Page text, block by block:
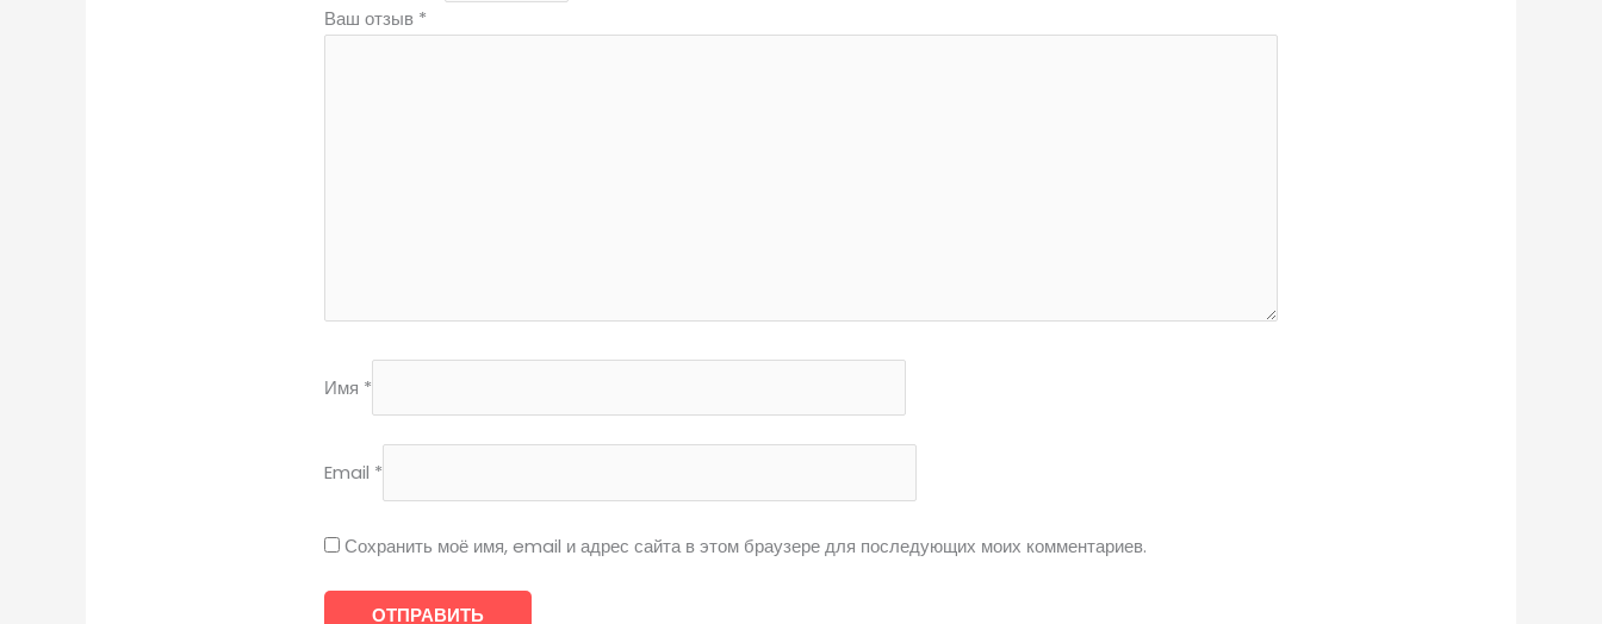
Ваш отзыв *
Имя *
Email *
Сохранить моё имя, email и адрес сайта в этом браузере для последующих моих комментариев.